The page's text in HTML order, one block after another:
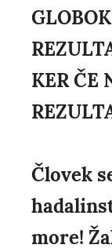
KER ČE
Človek
more!